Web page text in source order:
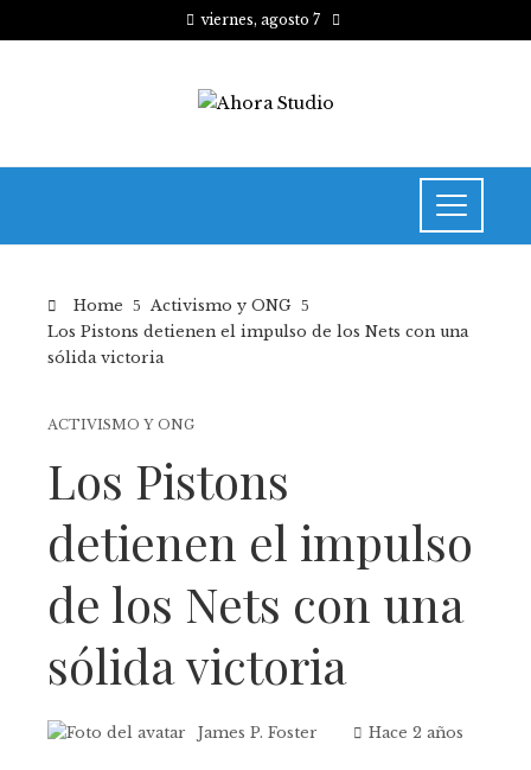
viernes, agosto 7
Home
Activismo y ONG
Los Pistons detienen el impulso de los Nets con una
sólida victoria
ACTIVISMO Y ONG
Los Pistons
detienen el impulso
de los Nets con una
sólida victoria
James P. Foster Hace 2 años